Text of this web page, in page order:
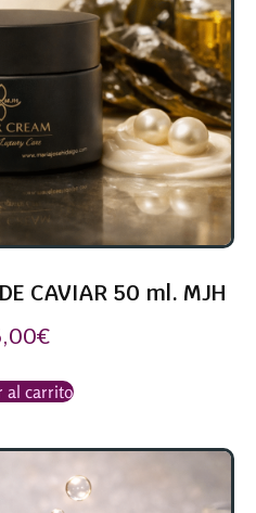
CAVIAR 50 ml. MJH
€
al carrito